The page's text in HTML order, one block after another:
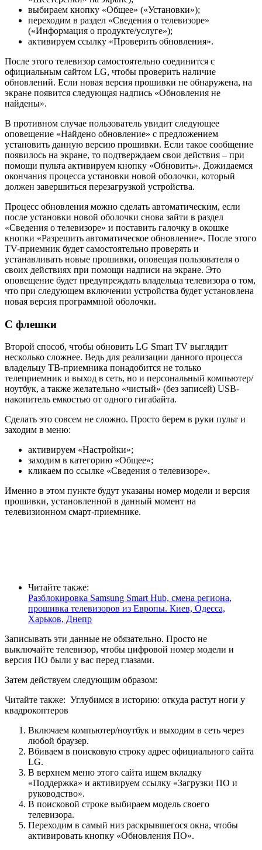
выбираем кнопку «Общее» («Установки»);
переходим в раздел «Сведения о телевизоре»
(«Информация о продукте/услуге»);
активируем ссылку «Проверить обновления».
После этого телевизор самостоятельно соединится с
официальным сайтом LG, чтобы проверить наличие
обновлений. Если новая версия прошивки не обнаружена, на
экране появится следующая надпись «Обновления не
найдены».
В противном случае пользователь увидит следующее
оповещение «Найдено обновление» с предложением
установить данную версию прошивки. Если такое сообщение
появилось на экране, то подтверждаем свои действия – при
помощи пульта активируем кнопку «Обновить». Дожидаемся
окончания процесса установки новой оболочки, который
должен завершиться перезагрузкой устройства.
Процесс обновления можно сделать автоматическим, если
после установки новой оболочки снова зайти в раздел
«Сведения о телевизоре» и поставить галочку в окошке
кнопки «Разрешить автоматическое обновление». После этого
TV-приемник будет самостоятельно проверять и
устанавливать новые прошивки, оповещая пользователя о
своих действиях при помощи надписи на экране. Это
оповещение будет предупреждать владельца телевизора о том,
что при следующем включении устройства будет установлена
новая версия программной оболочки.
С флешки
Второй способ, чтобы обновить LG Smart TV выглядит
несколько сложнее. Ведь для реализации данного процесса
владельцу ТВ-приемника понадобится не только
телеприемник и выход в сеть, но и персональный компьютер/
ноутбук, а также желательно «чистый» (без записей) USB-
накопитель емкостью от одного гигабайта.
Сделать это совсем не сложно. Просто берем в руки пульт и
заходим в меню:
активируем «Настройки»;
заходим в категорию «Общее»;
кликаем по ссылке «Сведения о телевизоре».
Именно в этом пункте будут указаны номер модели и версия
прошивки, установленной в данный момент на
телевизионном смарт-приемнике.
Читайте также:
Разблокировка Samsung Smart Hub, смена региона,
прошивка телевизоров из Европы. Киев, Одесса,
Харьков, Днепр
Записывать эти данные не обязательно. Просто не
выключайте телевизор, чтобы цифровой номер модели и
версия ПО были у вас перед глазами.
Затем действуем следующим образом:
Читайте также: Углубимся в историю: откуда растут ноги у
квадрокоптеров
Включаем компьютер/ноутбук и выходим в сеть через
любой браузер.
Вбиваем в поисковую строку адрес официального сайта
LG.
В верхнем меню этого сайта ищем вкладку
«Поддержка» и активируем ссылку «Загрузки ПО и
руководство».
В поисковой строке выбираем модель своего
телевизора.
Переходим в самый низ раскрывшегося окна, чтобы
активировать кнопку «Обновления ПО».